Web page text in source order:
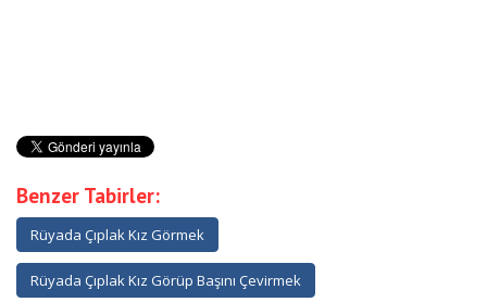
Benzer Tabirler:
Rüyada Çıplak Kız Görmek
Rüyada Çıplak Kız Görüp Başını Çevirmek